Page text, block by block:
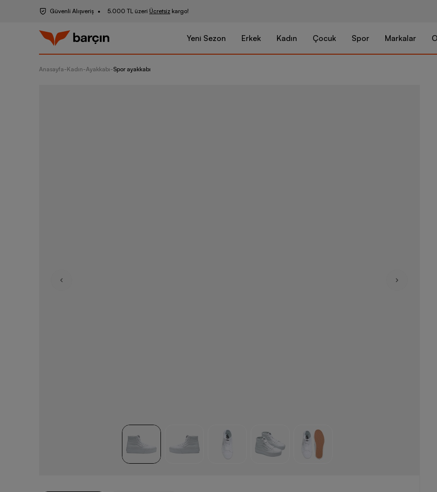
Güvenli Alışveriş 5.000 TL üzeri Ücretsiz kargo!
Yeni Sezon Erkek Kadın Çocuk Spor Markalar
Anasayfa-Kadın-Ayakkabı-Spor ayakkabı
Vans